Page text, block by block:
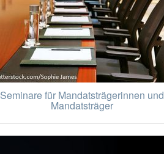
Seminare für Mandatsträgerinnen und
Mandatsträger